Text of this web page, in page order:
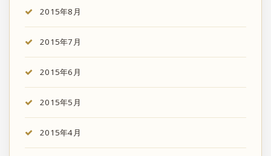
2015年8月
2015年7月
2015年6月
2015年5月
2015年4月